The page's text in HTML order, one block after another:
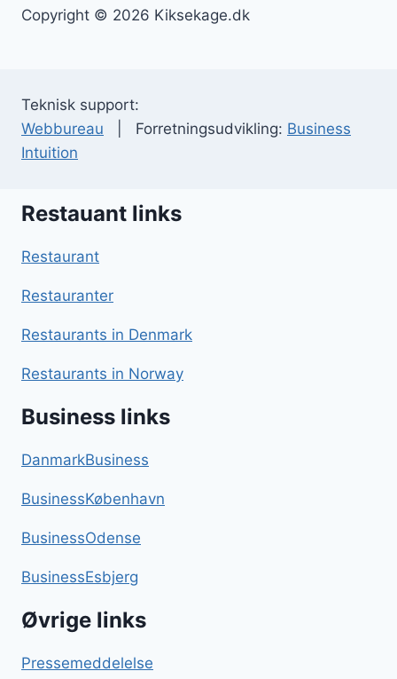
Copyright © 2026 Kiksekage.dk
Teknisk support:
Webbureau | Forretningsudvikling: Business
Intuition
Restauant links
Restaurant
Restauranter
Restaurants in Denmark
Restaurants in Norway
Business links
DanmarkBusiness
BusinessKøbenhavn
BusinessOdense
BusinessEsbjerg
Øvrige links
Pressemeddelelse